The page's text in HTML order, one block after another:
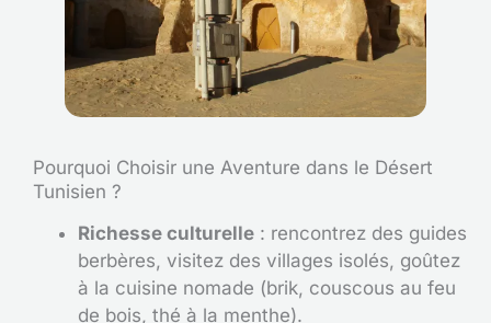
Pourquoi Choisir une Aventure dans le Désert
Tunisien ?
Richesse culturelle : rencontrez des guides
berbères, visitez des villages isolés, goûtez
à la cuisine nomade (brik, couscous au feu
de bois, thé à la menthe).